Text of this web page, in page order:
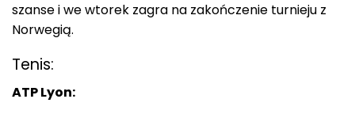
szanse i we wtorek zagra na zakończenie turnieju z
Norwegią.
Tenis:
ATP Lyon: